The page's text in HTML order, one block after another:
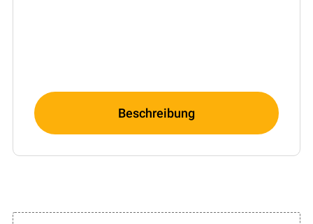
Beschreibung